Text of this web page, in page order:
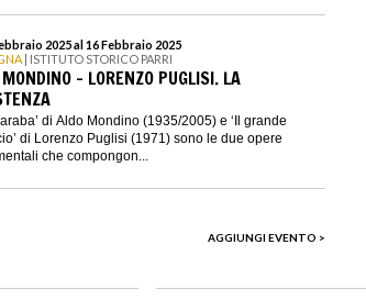
2025 al 16 Febbraio 2025
| ISTITUTO STORICO PARRI
– LORENZO PUGLISI. LA
araba’ di Aldo Mondino (1935/2005) e ‘Il grande
di Lorenzo Puglisi (1971) sono le due opere
che compongon...
AGGIUNGI EVENTO >